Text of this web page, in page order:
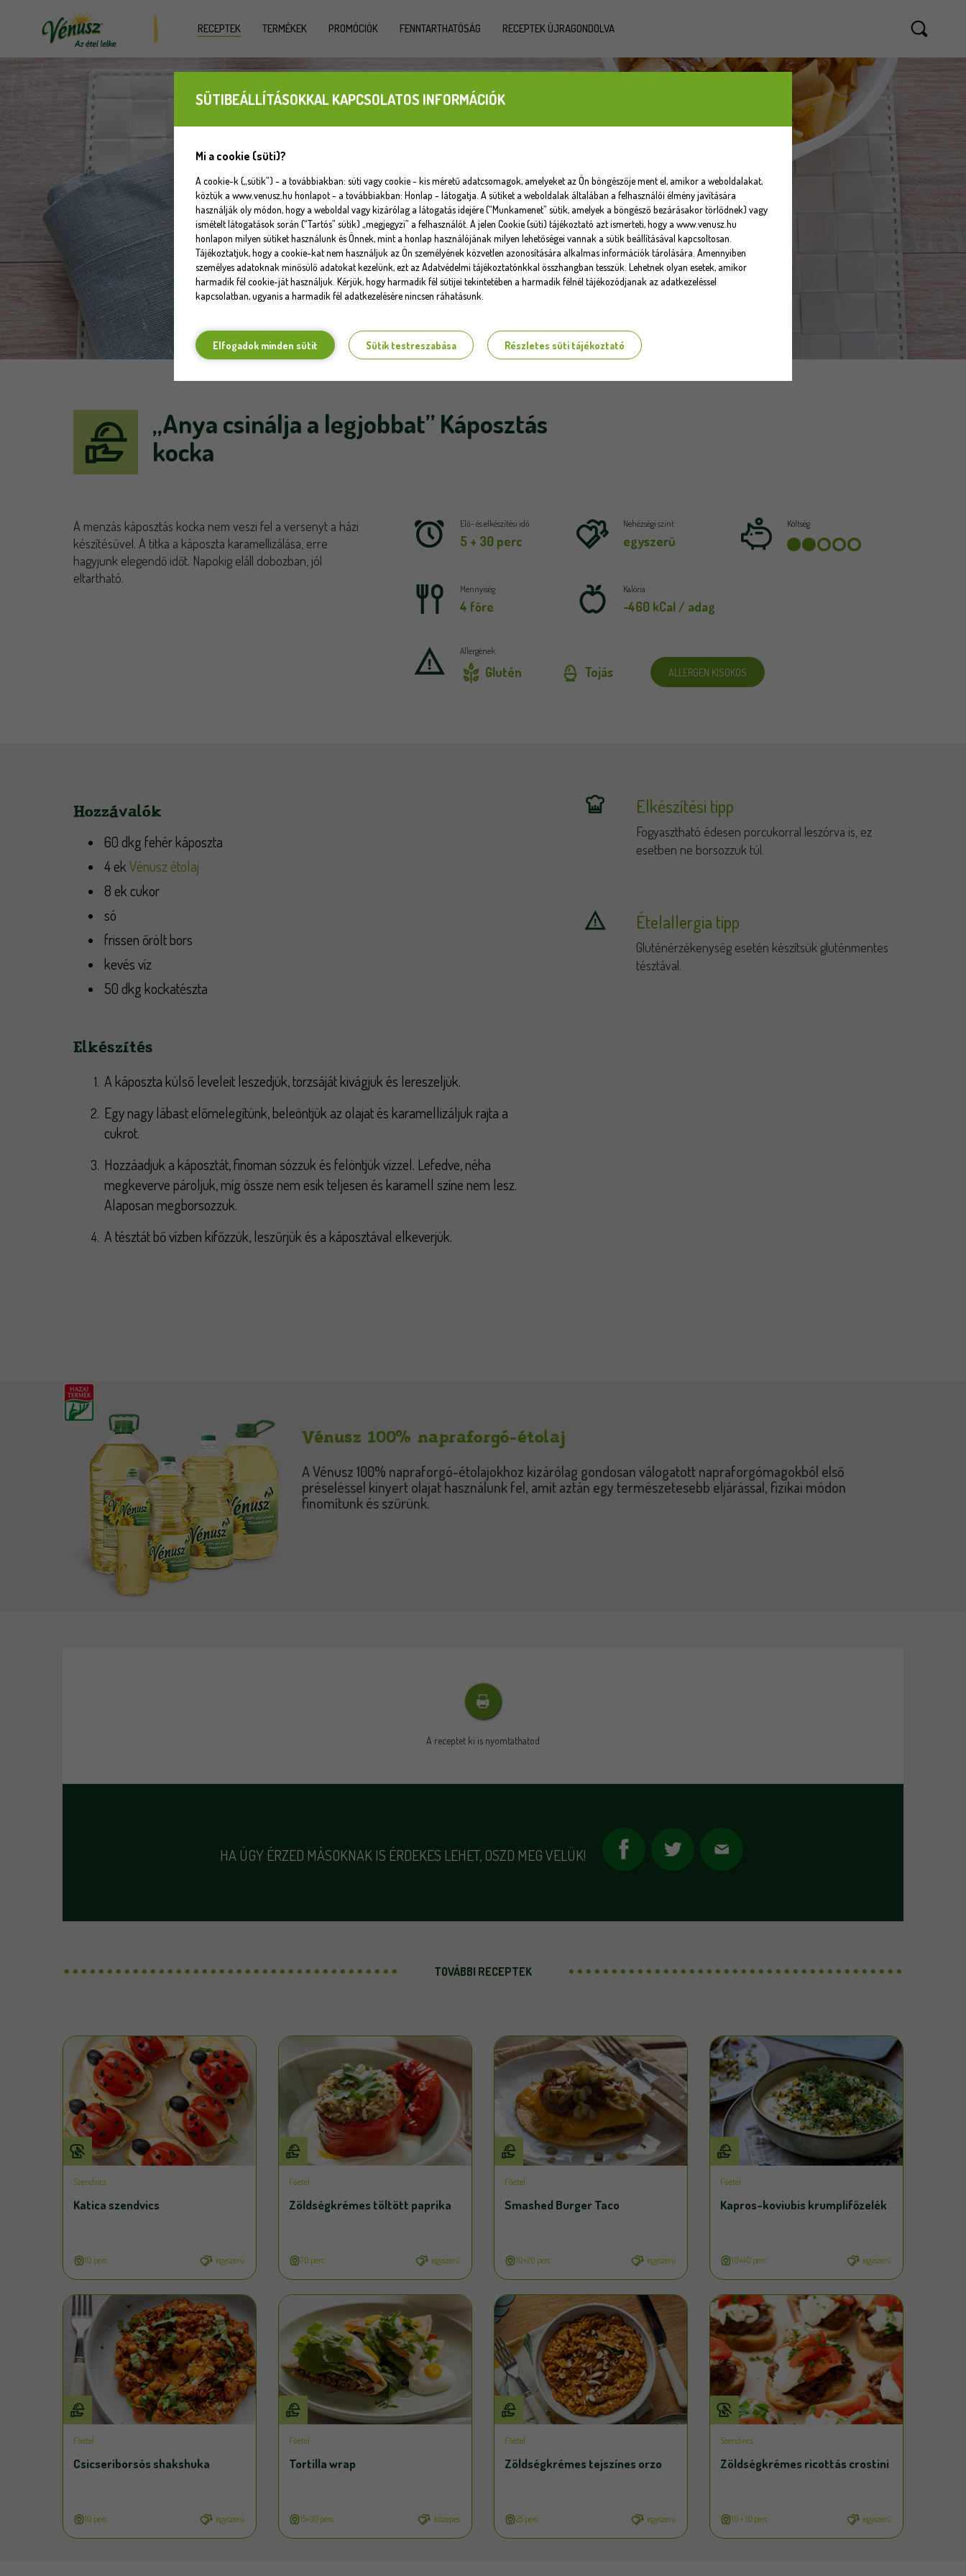
SÜTIBEÁLLÍTÁSOKKAL KAPCSOLATOS INFORMÁCIÓK
Mi a cookie (süti)?
A cookie-k („sütik”) - a továbbiakban: süti vagy cookie - kis méretű adatcsomagok, amelyeket az Ön böngészője ment el, amikor a weboldalakat,
köztük a www.venusz.hu honlapot - a továbbiakban: Honlap - látogatja. A sütiket a weboldalak általában a felhasználói élmény javítására
használják oly módon, hogy a weboldal vagy kizárólag a látogatás idejére (“Munkamenet” sütik, amelyek a böngésző bezárásakor törlődnek) vagy
ismételt látogatások során (“Tartós” sütik) „megjegyzi” a felhasználót. A jelen Cookie (süti) tájékoztató azt ismerteti, hogy a www.venusz.hu
honlapon milyen sütiket használunk és Önnek, mint a honlap használójának milyen lehetőségei vannak a sütik beállításával kapcsoltosan.
Tájékoztatjuk, hogy a cookie-kat nem használjuk az Ön személyének közvetlen azonosítására alkalmas információk tárolására. Amennyiben
személyes adatoknak minősülő adatokat kezelünk, ezt az Adatvédelmi tájékoztatónkkal összhangban tesszük. Lehetnek olyan esetek, amikor
harmadik fél cookie-ját használjuk. Kérjük, hogy harmadik fél sütijei tekintetében a harmadik félnél tájékozódjanak az adatkezeléssel
kapcsolatban, ugyanis a harmadik fél adatkezelésére nincsen ráhatásunk.
Elfogadok minden sütit Sütik testreszabása Részletes süti tájékoztató
RECEPTEK TERMÉKEK PROMÓCIÓK FENNTARTHATÓSÁG RECEPTEK ÚJRAGONDOLVA
„Anya csinálja a legjobbat” Káposztás
kocka
A menzás káposztás kocka nem veszi fel a versenyt a házi
készítésűvel. A titka a káposzta karamellizálása, erre
hagyjunk elegendő időt. Napokig eláll dobozban, jól
eltartható.
Elő- és elkészítési idő
5 + 30 perc
Nehézségi szint
egyszerű
Költség
Mennyiség
4 főre
Kalória
~460 kCal / adag
Allergének
Glutén Tojás ALLERGÉN KISOKOS
Hozzávalók
60 dkg fehér káposzta
4 ekVénusz étolaj
8 ek cukor
só
frissen őrölt bors
kevés víz
50 dkg kockatészta
Elkészítés
A káposzta külső leveleit leszedjük, torzsáját kivágjuk és lereszeljük.
Egy nagy lábast előmelegítünk, beleöntjük az olajat és karamellizáljuk rajta a
cukrot.
Hozzáadjuk a káposztát, finoman sózzuk és felöntjük vízzel. Lefedve, néha
megkeverve pároljuk, míg össze nem esik teljesen és karamell színe nem lesz.
Alaposan megborsozzuk.
A tésztát bő vízben kifőzzük, leszűrjük és a káposztával elkeverjük.
Elkészítési tipp
Fogyasztható édesen porcukorral leszórva is, ez
esetben ne borsozzuk túl.
Ételallergia tipp
Gluténérzékenység esetén készítsük gluténmentes
tésztával.
Vénusz 100% napraforgó-étolaj
A Vénusz 100% napraforgó-étolajokhoz kizárólag gondosan válogatott napraforgómagokból első
préseléssel kinyert olajat használunk fel, amit aztán egy természetesebb eljárással, fizikai módon
finomítunk és szűrünk.
A receptet ki is nyomtathatod
HA ÚGY ÉRZED MÁSOKNAK IS ÉRDEKES LEHET, OSZD MEG VELÜK!
TOVÁBBI RECEPTEK
Szendvics
Katica szendvics
10 perc egyszerű
Főétel
Zöldségkrémes töltött paprika
70 perc egyszerű
Főétel
Smashed Burger Taco
10+20 perc egyszerű
Főétel
Kapros-koviubis krumplifőzelék
10+40 perc egyszerű
Főétel
Csicseriborsós shakshuka
10 perc egyszerű
Főétel
Tortilla wrap
15+30 perc közepes
Főétel
Zöldségkrémes tejszínes orzo
25 perc egyszerű
Szendvics
Zöldségkrémes ricottás crostini
10 + 10 perc egyszerű